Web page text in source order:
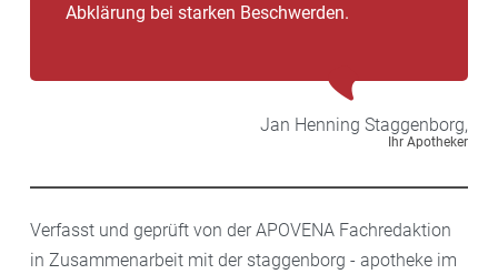
Abklärung bei starken Beschwerden.
Jan Henning Staggenborg,
Ihr Apotheker
Verfasst und geprüft von der APOVENA Fachredaktion
in Zusammenarbeit mit der staggenborg - apotheke im